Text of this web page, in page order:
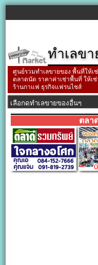
ทำเลข
ศูนย์รวมทำเลขายของ พื้นที่ให้
ตลาดนัด ราคาค่าเช่าพื้นที่ ให้เ
ร้านกาแฟ ธุรกิจแฟรนไชส์
ตลา